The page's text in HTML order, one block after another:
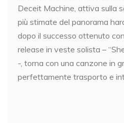
Deceit Machine, attiva sulla
più stimate del panorama
dopo il successo ottenuto
release in veste solista –
-, torna con una canzone in
perfettamente trasporto e